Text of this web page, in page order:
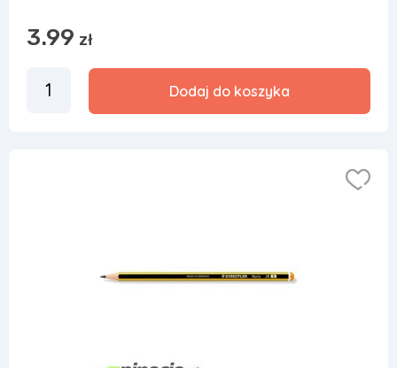
3.99 zł
Dodaj do koszyka